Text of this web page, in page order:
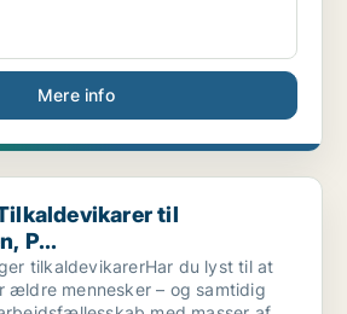
Mere info
til Blommelunden, P...
til
P...
tilkaldevikarerHar du lyst til at
ældre mennesker – og samtidig